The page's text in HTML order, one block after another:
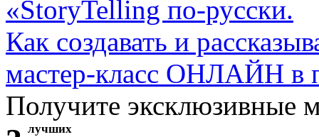
«StoryTelling по-русски.
Как создавать и
мастер-класс ОНЛАЙН в
Получите эксклюзивные
лучших